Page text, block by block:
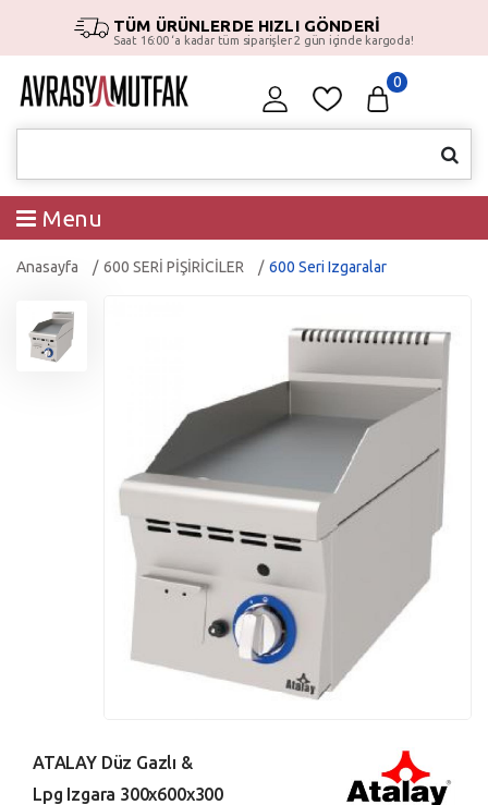
TÜM ÜRÜNLERDE HIZLI GÖNDERİ
Saat 16:00 ‘a kadar tüm siparişler 2 gün içinde kargoda!
0
Menu
Anasayfa 600 SERİ PİŞİRİCİLER 600 Seri Izgaralar
ATALAY Düz Gazlı &
Lpg Izgara 300x600x300